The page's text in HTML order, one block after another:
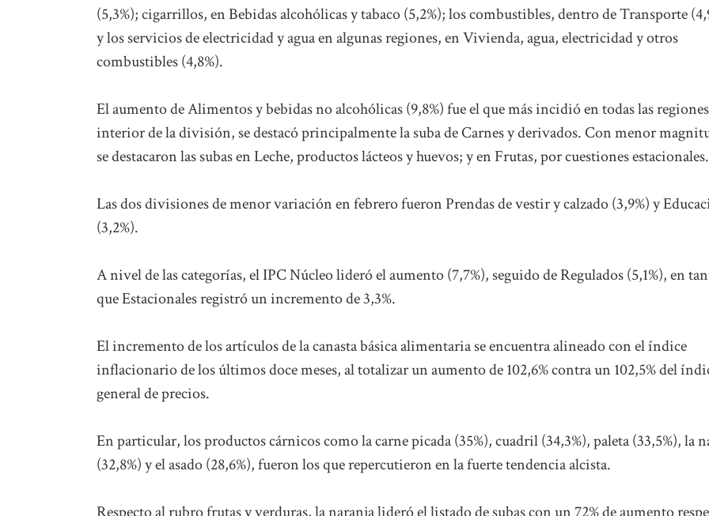
(5,3%); cigarrillos, en Bebidas alcohólicas y tabaco (5,2%); los combustibles, dentro de Transporte
y los servicios de electricidad y agua en algunas regiones, en Vivienda, agua, electricidad y otros
combustibles (4,8%).
El aumento de Alimentos y bebidas no alcohólicas (9,8%) fue el que más incidió en todas las
interior de la división, se destacó principalmente la suba de Carnes y derivados. Con menor
se destacaron las subas en Leche, productos lácteos y huevos; y en Frutas, por cuestiones estacionales.
Las dos divisiones de menor variación en febrero fueron Prendas de vestir y calzado (3,9%) y
(3,2%).
A nivel de las categorías, el IPC Núcleo lideró el aumento (7,7%), seguido de Regulados (5,1%), en
que Estacionales registró un incremento de 3,3%.
El incremento de los artículos de la canasta básica alimentaria se encuentra alineado con el índice
inflacionario de los últimos doce meses, al totalizar un aumento de 102,6% contra un 102,5% del
general de precios.
En particular, los productos cárnicos como la carne picada (35%), cuadril (34,3%), paleta (33,5%), la
(32,8%) y el asado (28,6%), fueron los que repercutieron en la fuerte tendencia alcista.
Respecto al rubro frutas y verduras, la naranja lideró el listado de subas con un 72% de aumento